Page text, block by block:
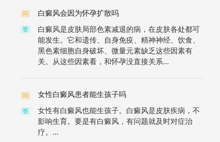
问 白癜风会因为怀孕扩散吗
答
白癜风是皮肤局部色素减退的病，在皮肤各处都可
能发生。它和遗传、自身免疫、精神神经、饮食、
黑色素细胞自身破坏、微量元素缺乏这些因素有
关。从这些因素看，和怀孕没直接关系...
问 女性白癜风患者能生孩子吗
答
女性有白癜风也能生孩子。白癜风是皮肤疾病，不
影响生育。要是有白癜风，有问题就及时对症治
疗。...